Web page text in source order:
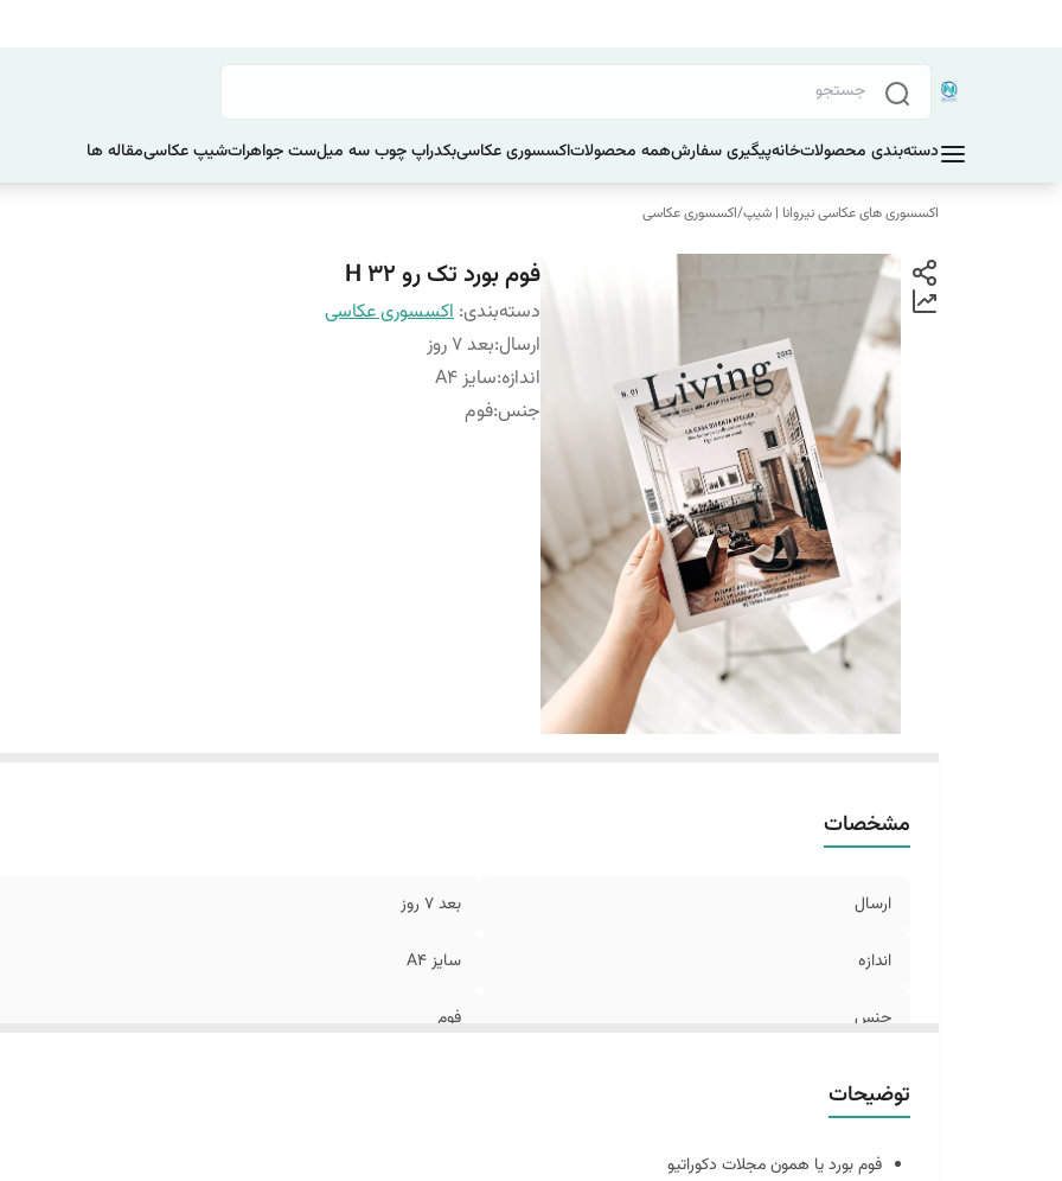
دسته‌بندی محصولاتخانهپیگیری سفارشهمه محصولاتاکسسوری عکاسیبکدراپ چوب سه میلست جواهراتشیپ عکاسیمقاله ها
اکسسوری های عکاسی نیروانا | شیپ/اکسسوری عکاسی
فوم بورد تک رو H 32
دسته‌بندی: اکسسوری عکاسی
ارسال:بعد 7 روز
اندازه:سایز A4
جنس:فوم
مشخصات
ارسال بعد 7 روز
اندازه سایز A4
جنس فوم
توضیحات
فوم بورد یا همون مجلات دکوراتیو